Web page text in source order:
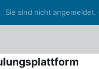
umschalten
Sie sind nicht angemeldet.